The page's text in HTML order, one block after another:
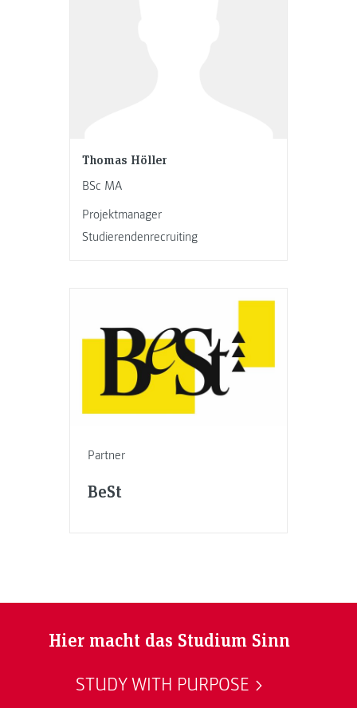
Thomas Höller
BSc MA
Projektmanager
Studierendenrecruiting
Partner
BeSt
Hier macht das Studium Sinn
STUDY WITH PURPOSE